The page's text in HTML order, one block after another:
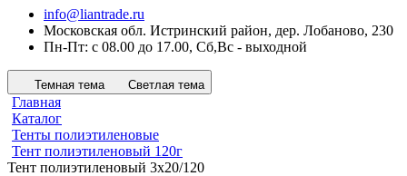
info@liantrade.ru
Московская обл. Истринский район, дер. Лобаново, 230
Пн-Пт: c 08.00 до 17.00, Cб,Вс - выходной
Темная тема Светлая тема
Главная
Каталог
Тенты полиэтиленовые
Тент полиэтиленовый 120г
Тент полиэтиленовый 3х20/120